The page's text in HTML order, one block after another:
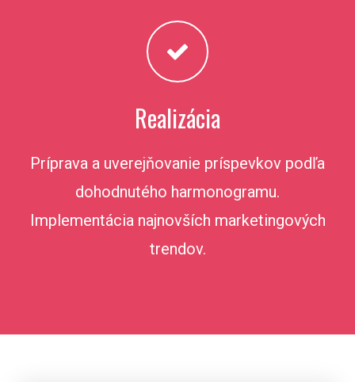
Realizácia
Príprava a uverejňovanie príspevkov podľa
dohodnutého harmonogramu.
Implementácia najnovších marketingových
trendov.